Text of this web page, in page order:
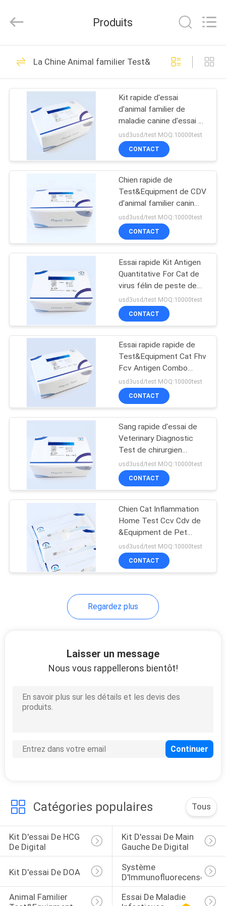
MAISON
PRODUITS
SUJET
NOUS
D'USINE
CONTRÔLE
QUALITÉ
CONTACTEZ-
NOUS
NOUVELLES
DEMANDEZ
UNE
CITATION
PLAN
SITE
PRIVACY
POLICY
Guangzhou
Decheng
All
Reserved.
Kit d'essai de hCG
de Digital
60
Kit d'essai de main
gauche de Digital
12
Kit d'essai de DOA
11
Système
d'Immunofluorecense
Animal familier
Test&Equipment
rapide
6
Essai de maladie
Main gauche
normale
0
Produits
La Chine Animal familier Test&Equipment rapide
Kit rapide d'essai
d'animal familier de
maladie canine d'essai de
virus de virus
diagnostique d'antigène
usd3usd/test MOQ:10000test
CONTACT
Chien rapide de
Test&Equipment de CDV
d'animal familier canin
d'antigène d'essai rapide
de maladie
usd3usd/test MOQ:10000test
CONTACT
Essai rapide Kit Antigen
Quantitative For Cat de
virus félin de peste de
FPV Parvovirus
usd3usd/test MOQ:10000test
CONTACT
Essai rapide rapide de
Test&Equipment Cat Fhv
Fcv Antigen Combo
d'animal familier
vétérinaire diagnostique
usd3usd/test MOQ:10000test
CONTACT
Sang rapide d'essai de
Veterinary Diagnostic
Test de chirurgien
d'ISO13485 FCV pour le
magasin d'animal familier
usd3usd/test MOQ:10000test
CONTACT
Chien Cat Inflammation
Home Test Ccv Cdv de
&Equipment de Pet
Rapid Test de vétérinaire
usd3usd/test MOQ:10000test
CONTACT
Regardez plus
Laisser un message
Nous vous rappellerons bientôt!
Catégories populaires Tous
Kit D'essai De HCG
De Digital
Kit D'essai De Main
Gauche De Digital
Kit D'essai De DOA
Système
D'Immunofluorecense
Animal Familier
Essai De Maladie